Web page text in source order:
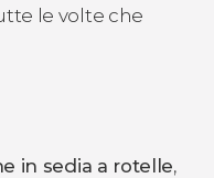
le volte che
in sedia a rotelle,